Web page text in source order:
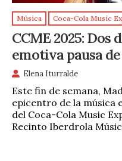
Música Coca-Cola Music
CCME 2025:
emotiva pausa
Elena Iturralde
Este fin de semana,
epicentro de la música
del Coca-Cola Music
Recinto Iberdrola